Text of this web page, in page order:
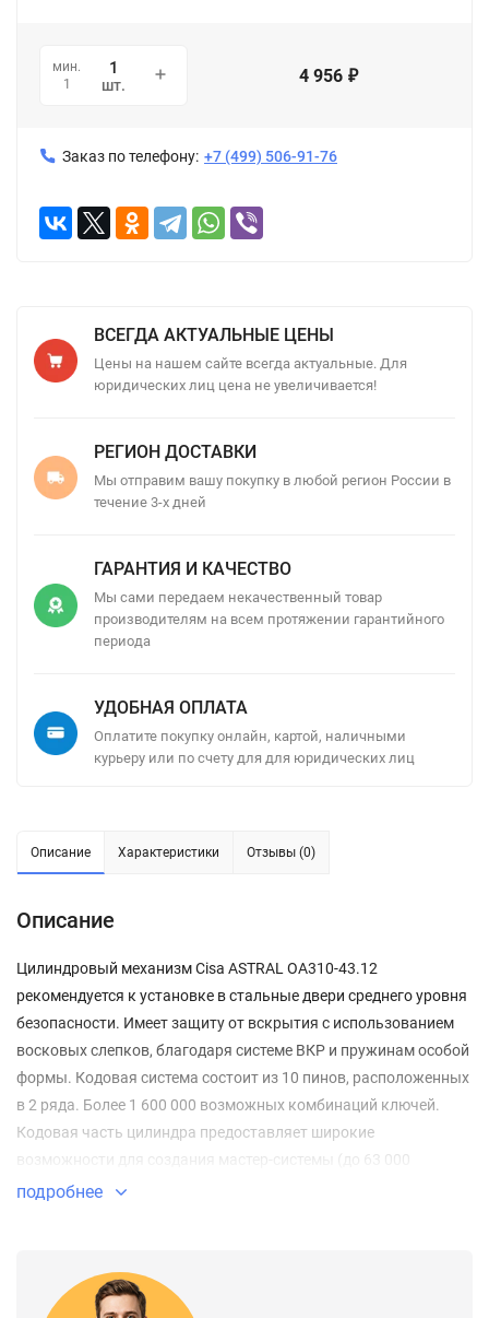
мин.
1
шт. 4 956 ₽
Заказ по телефону: +7 (499) 506-91-76
ВСЕГДА АКТУАЛЬНЫЕ ЦЕНЫ
Цены на нашем сайте всегда актуальные. Для
юридических лиц цена не увеличивается!
РЕГИОН ДОСТАВКИ
Мы отправим вашу покупку в любой регион России в
течение 3-х дней
ГАРАНТИЯ И КАЧЕСТВО
Мы сами передаем некачественный товар
производителям на всем протяжении гарантийного
периода
УДОБНАЯ ОПЛАТА
Оплатите покупку онлайн, картой, наличными
курьеру или по счету для для юридических лиц
Описание Характеристики Отзывы (0)
Описание
Цилиндровый механизм Cisa ASTRAL ОА310-43.12
рекомендуется к установке в стальные двери среднего уровня
безопасности. Имеет защиту от вскрытия с использованием
восковых слепков, благодаря системе ВКР и пружинам особой
формы. Кодовая система состоит из 10 пинов, расположенных
в 2 ряда. Более 1 600 000 возможных комбинаций ключей.
Кодовая часть цилиндра предоставляет широкие
возможности для создания мастер-системы (до 63 000
цилиндров в системе). Надежность: до 100 000 циклов по
подробнее